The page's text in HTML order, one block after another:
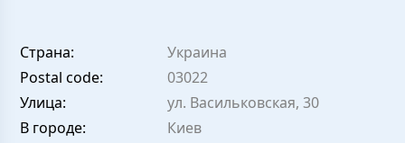
Страна:
Украина
Postal code:
03022
Улица:
ул. Васильковская, 30
В городе:
Киев